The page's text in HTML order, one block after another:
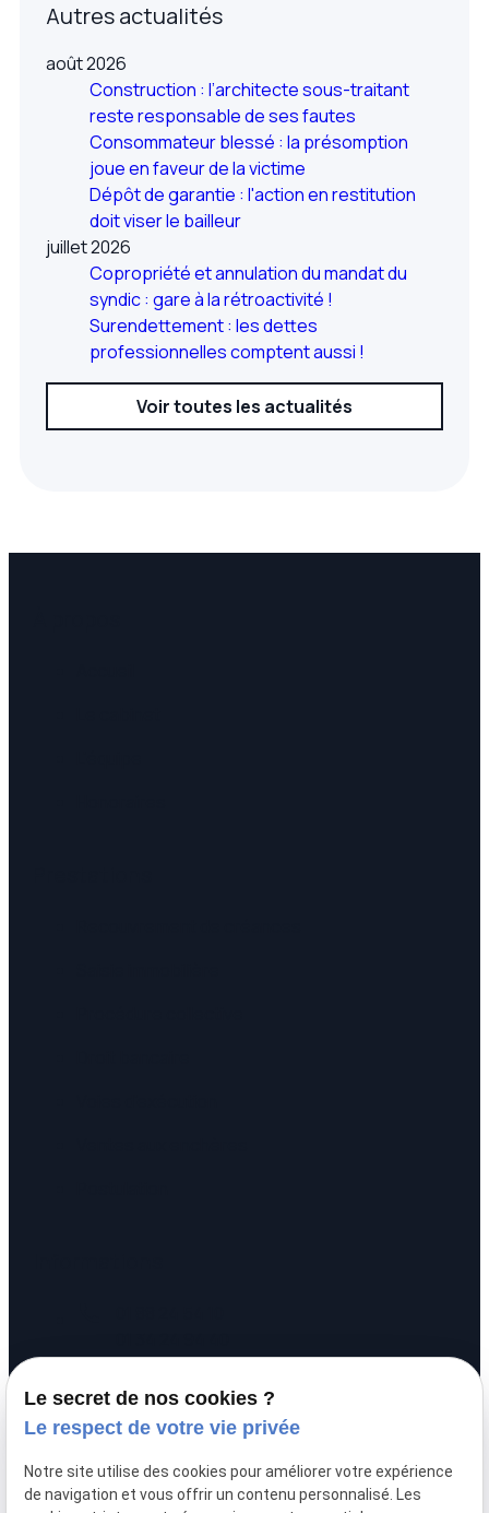
Autres actualités
août 2026
Construction : l’architecte sous-traitant
reste responsable de ses fautes
Consommateur blessé : la présomption
joue en faveur de la victime
Dépôt de garantie : l'action en restitution
doit viser le bailleur
juillet 2026
Copropriété et annulation du mandat du
syndic : gare à la rétroactivité !
Surendettement : les dettes
professionnelles comptent aussi !
Voir toutes les actualités
prachay 95300 PONTOISE
09:00 - 12:00 / 14:00 - 17:00
Le secret de nos cookies ?
Le respect de votre vie privée
Notre site utilise des cookies pour améliorer votre expérience
de navigation et vous offrir un contenu personnalisé. Les